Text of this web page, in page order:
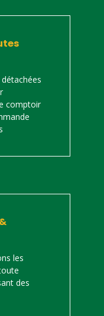
comptoir
les
des